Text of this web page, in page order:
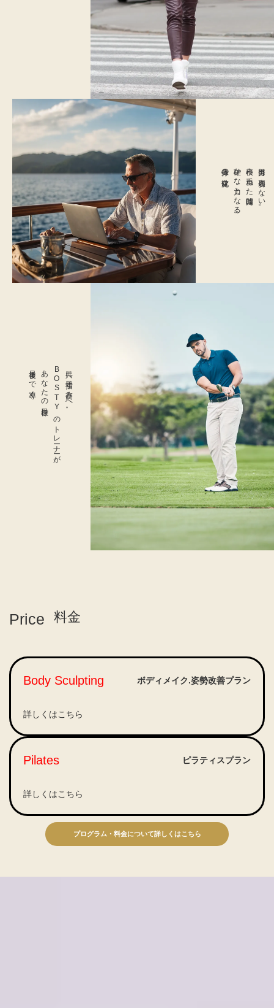
努力は裏切らない。
積み重ねた時間は、
確かな力となる。
身体の変化は、
共に目指す高みへ。
BOSTYのトレーナーが、
あなたの目標を
最後まで導く。
Price 料金
Body Sculpting ボディメイク.姿勢改善プラン
詳しくはこちら
Pilates ピラティスプラン
詳しくはこちら
プログラム・料金について詳しくはこちら